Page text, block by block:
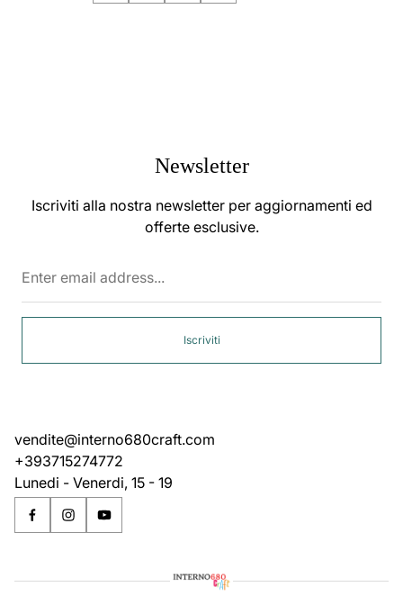
Newsletter
Iscriviti alla nostra newsletter per aggiornamenti ed
offerte esclusive.
Iscriviti
vendite@interno680craft.com
+393715274772
Lunedi - Venerdi, 15 - 19